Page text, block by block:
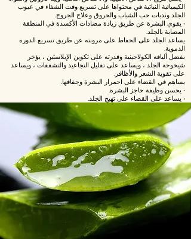
الكيميائية النباتية في محتواها على تسريع وقت الشفاء في عيوب
الجلد وندبات حب الشباب والحروق وعلاج الجروح.
• يقوي البشرة عن طريق زيادة مضادات الأكسدة في المنطقة
المصابة بالجلد.
يساعد الجلد على الحفاظ على مرونته عن طريق تسريع الدورة
الدموية.
بفضل أليافه الكولاجينية وقدرته على تكوين الإيلاستين ، يؤخر
شيخوخة الجلد ، ويساعد على تقليل التجاعيد والتشققات ، ويساعد
على تقوية الشعر والأظافر.
يساهم في القضاء على احمرار البشرة وجفافها.
• يحسن وظيفة حاجز البشرة.
• يساعد على القضاء على تهيج الجلد.